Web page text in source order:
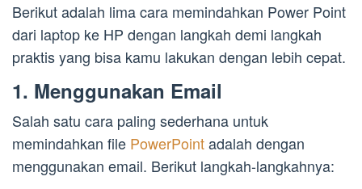
Berikut adalah lima cara memindahkan Power Point
dari laptop ke HP dengan langkah demi langkah
praktis yang bisa kamu lakukan dengan lebih cepat.
1. Menggunakan Email
Salah satu cara paling sederhana untuk
memindahkan file PowerPointadalah dengan
menggunakan email. Berikut langkah-langkahnya: